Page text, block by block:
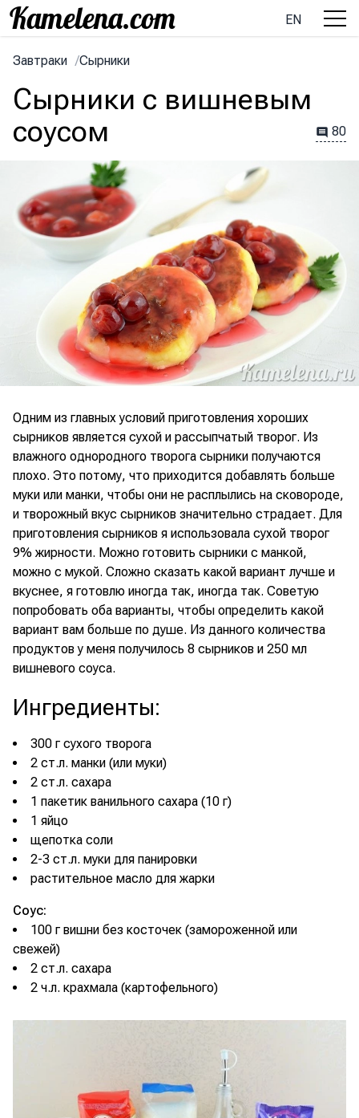
EN
Завтраки /Сырники
Сырники с вишневым
соусом
80
Одним из главных условий приготовления хороших
сырников является сухой и рассыпчатый творог. Из
влажного однородного творога сырники получаются
плохо. Это потому, что приходится добавлять больше
муки или манки, чтобы они не расплылись на сковороде,
и творожный вкус сырников значительно страдает. Для
приготовления сырников я использовала сухой творог
9% жирности. Можно готовить сырники с манкой,
можно с мукой. Сложно сказать какой вариант лучше и
вкуснее, я готовлю иногда так, иногда так. Советую
попробовать оба варианты, чтобы определить какой
вариант вам больше по душе. Из данного количества
продуктов у меня получилось 8 сырников и 250 мл
вишневого соуса.
Ингредиенты:
300 г сухого творога
2 ст.л. манки (или муки)
2 ст.л. сахара
1 пакетик ванильного сахара (10 г)
1 яйцо
щепотка соли
2-3 ст.л. муки для панировки
растительное масло для жарки
Соус:
100 г вишни без косточек (замороженной или
свежей)
2 ст.л. сахара
2 ч.л. крахмала (картофельного)